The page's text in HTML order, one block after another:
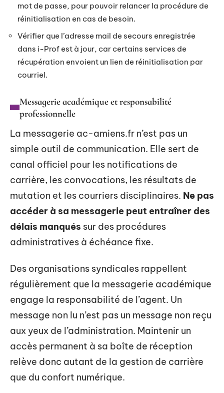
mot de passe, pour pouvoir relancer la procédure de
réinitialisation en cas de besoin.
Vérifier que l’adresse mail de secours enregistrée
dans i-Prof est à jour, car certains services de
récupération envoient un lien de réinitialisation par
courriel.
Messagerie académique et responsabilité
professionnelle
La messagerie ac-amiens.fr n’est pas un
simple outil de communication. Elle sert de
canal officiel pour les notifications de
carrière, les convocations, les résultats de
mutation et les courriers disciplinaires. Ne pas
accéder à sa messagerie peut entraîner des
délais manqués sur des procédures
administratives à échéance fixe.
Des organisations syndicales rappellent
régulièrement que la messagerie académique
engage la responsabilité de l’agent. Un
message non lu n’est pas un message non reçu
aux yeux de l’administration. Maintenir un
accès permanent à sa boîte de réception
relève donc autant de la gestion de carrière
que du confort numérique.